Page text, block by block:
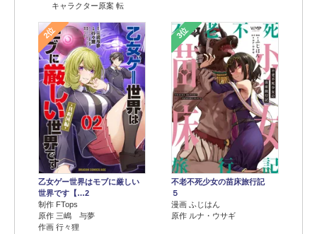
キャラクター原案 転
2位
乙女ゲー世界はモブに厳しい
世界です【…2
制作 FTops
原作 三嶋 与夢
作画 行々狸
3位
不老不死少女の苗床旅行記
５
漫画 ふじはん
原作 ルナ・ウサギ